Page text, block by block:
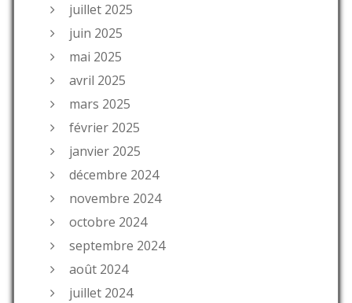
juillet 2025
juin 2025
mai 2025
avril 2025
mars 2025
février 2025
janvier 2025
décembre 2024
novembre 2024
octobre 2024
septembre 2024
août 2024
juillet 2024